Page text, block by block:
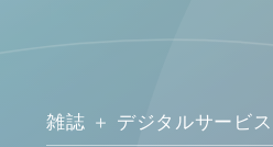
雑誌 ＋ デジタルサービス